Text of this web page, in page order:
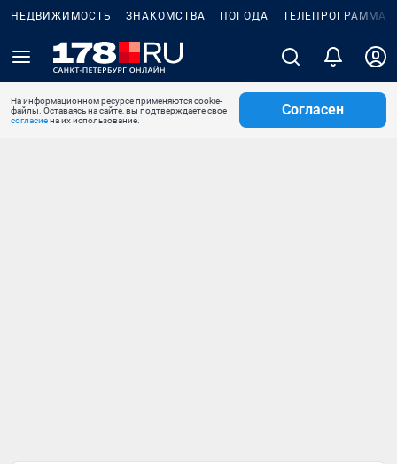
НЕДВИЖИМОСТЬ ЗНАКОМСТВА ПОГОДА ТЕЛЕПРОГРАММА
На информационном ресурсе применяются cookie-
файлы. Оставаясь на сайте, вы подтверждаете свое
согласиена их использование.
Согласен